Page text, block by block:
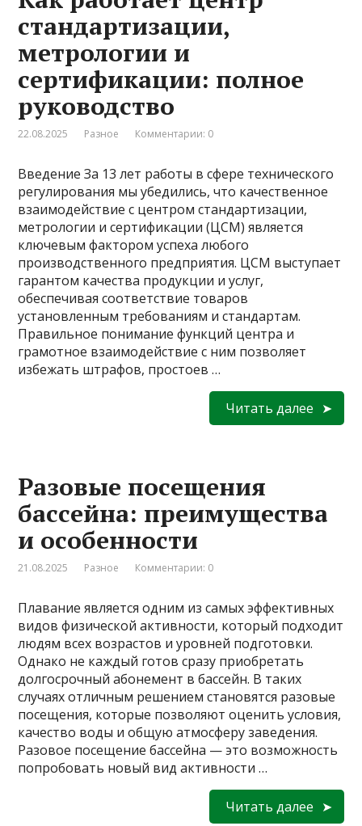
стандартизации,
метрологии и
сертификации: полное
руководство
22.08.2025 Разное Комментарии: 0
Введение За 13 лет работы в сфере технического
регулирования мы убедились, что качественное
взаимодействие с центром стандартизации,
метрологии и сертификации (ЦСМ) является
ключевым фактором успеха любого
производственного предприятия. ЦСМ выступает
гарантом качества продукции и услуг,
обеспечивая соответствие товаров
установленным требованиям и стандартам.
Правильное понимание функций центра и
грамотное взаимодействие с ним позволяет
избежать штрафов, простоев …
Читать далее
Разовые посещения
бассейна: преимущества
и особенности
21.08.2025 Разное Комментарии: 0
Плавание является одним из самых эффективных
видов физической активности, который подходит
людям всех возрастов и уровней подготовки.
Однако не каждый готов сразу приобретать
долгосрочный абонемент в бассейн. В таких
случаях отличным решением становятся разовые
посещения, которые позволяют оценить условия,
качество воды и общую атмосферу заведения.
Разовое посещение бассейна — это возможность
попробовать новый вид активности …
Читать далее